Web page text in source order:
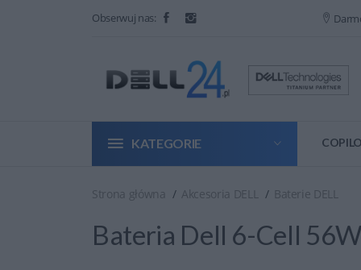
Obserwuj nas:
KATEGORIE
Strona główna Akcesoria DELL Baterie DELL
Bateria Dell 6-Cell